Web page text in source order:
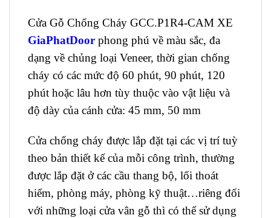
Cửa Gỗ Chống Cháy GCC.P1R4-CAM XE
GiaPhatDoor phong phú về màu sắc, đa
dạng về chủng loại Veneer, thời gian chống
cháy có các mức độ 60 phút, 90 phút, 120
phút hoặc lâu hơn tùy thuộc vào vật liệu và
độ dày của cánh cửa: 45 mm, 50 mm
Cửa chống cháy được lắp đặt tại các vị trí tuỳ
theo bản thiết kế của mỗi công trình, thường
được lắp đặt ở các cầu thang bộ, lối thoát
hiểm, phòng máy, phòng kỹ thuật…riêng đối
với những loại cửa vân gỗ thì có thể sử dụng